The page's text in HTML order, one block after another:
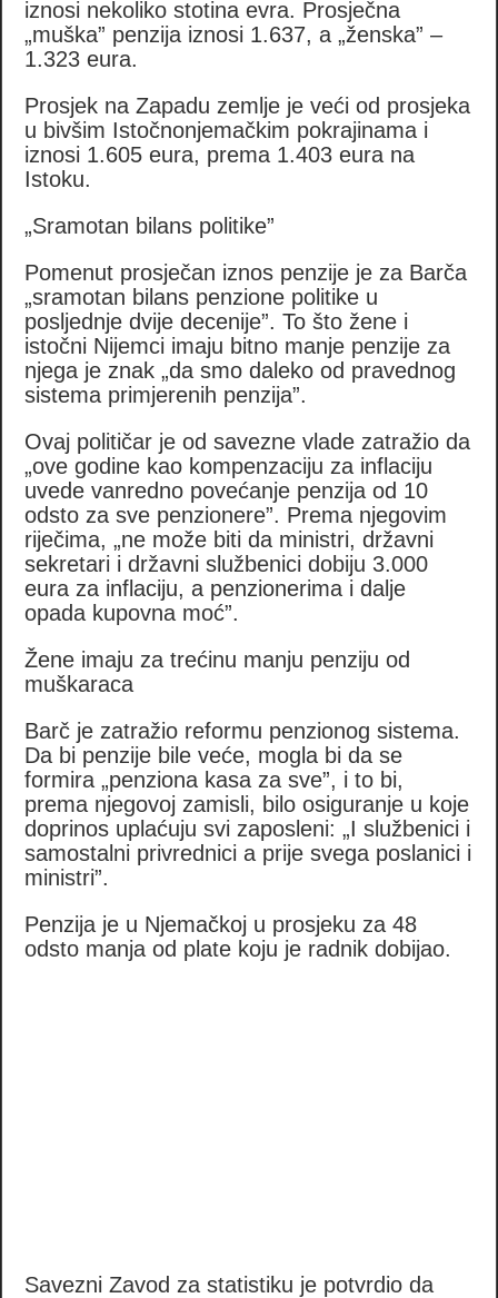
iznosi nekoliko stotina evra. Prosječna
„muška” penzija iznosi 1.637, a „ženska” –
1.323 eura.
Prosjek na Zapadu zemlje je veći od prosjeka
u bivšim Istočnonjemačkim pokrajinama i
iznosi 1.605 eura, prema 1.403 eura na
Istoku.
„Sramotan bilans politike”
Pomenut prosječan iznos penzije je za Barča
„sramotan bilans penzione politike u
posljednje dvije decenije”. To što žene i
istočni Nijemci imaju bitno manje penzije za
njega je znak „da smo daleko od pravednog
sistema primjerenih penzija”.
Ovaj političar je od savezne vlade zatražio da
„ove godine kao kompenzaciju za inflaciju
uvede vanredno povećanje penzija od 10
odsto za sve penzionere”. Prema njegovim
riječima, „ne može biti da ministri, državni
sekretari i državni službenici dobiju 3.000
eura za inflaciju, a penzionerima i dalje
opada kupovna moć”.
Žene imaju za trećinu manju penziju od
muškaraca
Barč je zatražio reformu penzionog sistema.
Da bi penzije bile veće, mogla bi da se
formira „penziona kasa za sve”, i to bi,
prema njegovoj zamisli, bilo osiguranje u koje
doprinos uplaćuju svi zaposleni: „I službenici i
samostalni privrednici a prije svega poslanici i
ministri”.
Penzija je u Njemačkoj u prosjeku za 48
odsto manja od plate koju je radnik dobijao.
Savezni Zavod za statistiku je potvrdio da